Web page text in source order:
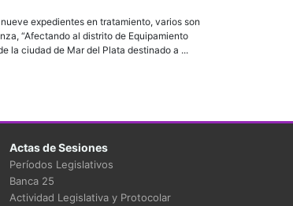
expedientes en tratamiento, varios son
“Afectando al distrito de Equipamiento
la ciudad de Mar del Plata destinado a ...
Actas de Sesiones
Períodos Legislativos
Banca 25
Actividad Legislativa y Protocolar